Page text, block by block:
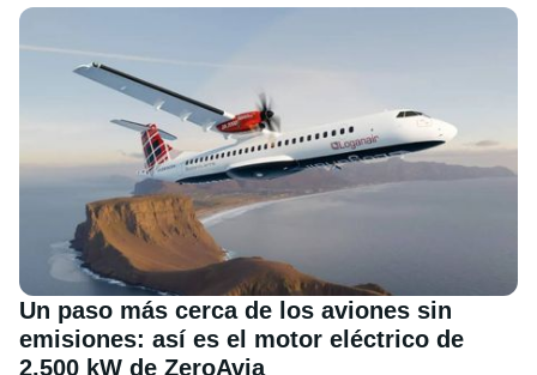
Un paso más cerca de los aviones sin
emisiones: así es el motor eléctrico de
2.500 kW de ZeroAvia